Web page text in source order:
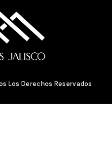
Los Derechos Reservados